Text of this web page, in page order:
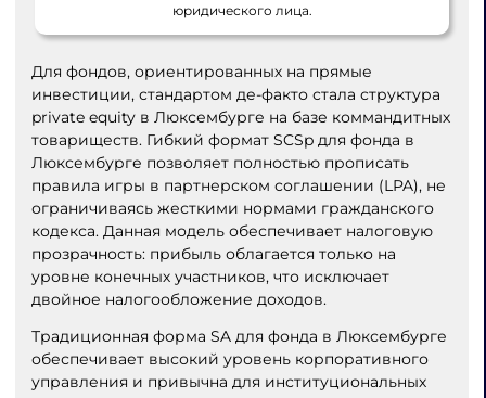
юридического лица.
Для фондов, ориентированных на прямые
инвестиции, стандартом де-факто стала структура
private equity в Люксембурге на базе коммандитных
товариществ. Гибкий формат SCSp для фонда в
Люксембурге позволяет полностью прописать
правила игры в партнерском соглашении (LPA), не
ограничиваясь жесткими нормами гражданского
кодекса. Данная модель обеспечивает налоговую
прозрачность: прибыль облагается только на
уровне конечных участников, что исключает
двойное налогообложение доходов.
Традиционная форма SA для фонда в Люксембурге
обеспечивает высокий уровень корпоративного
управления и привычна для институциональных